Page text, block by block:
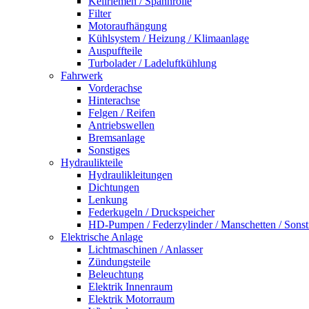
Filter
Motoraufhängung
Kühlsystem / Heizung / Klimaanlage
Auspuffteile
Turbolader / Ladeluftkühlung
Fahrwerk
Vorderachse
Hinterachse
Felgen / Reifen
Antriebswellen
Bremsanlage
Sonstiges
Hydraulikteile
Hydraulikleitungen
Dichtungen
Lenkung
Federkugeln / Druckspeicher
HD-Pumpen / Federzylinder / Manschetten /
Elektrische Anlage
Lichtmaschinen / Anlasser
Zündungsteile
Beleuchtung
Elektrik Innenraum
Elektrik Motorraum